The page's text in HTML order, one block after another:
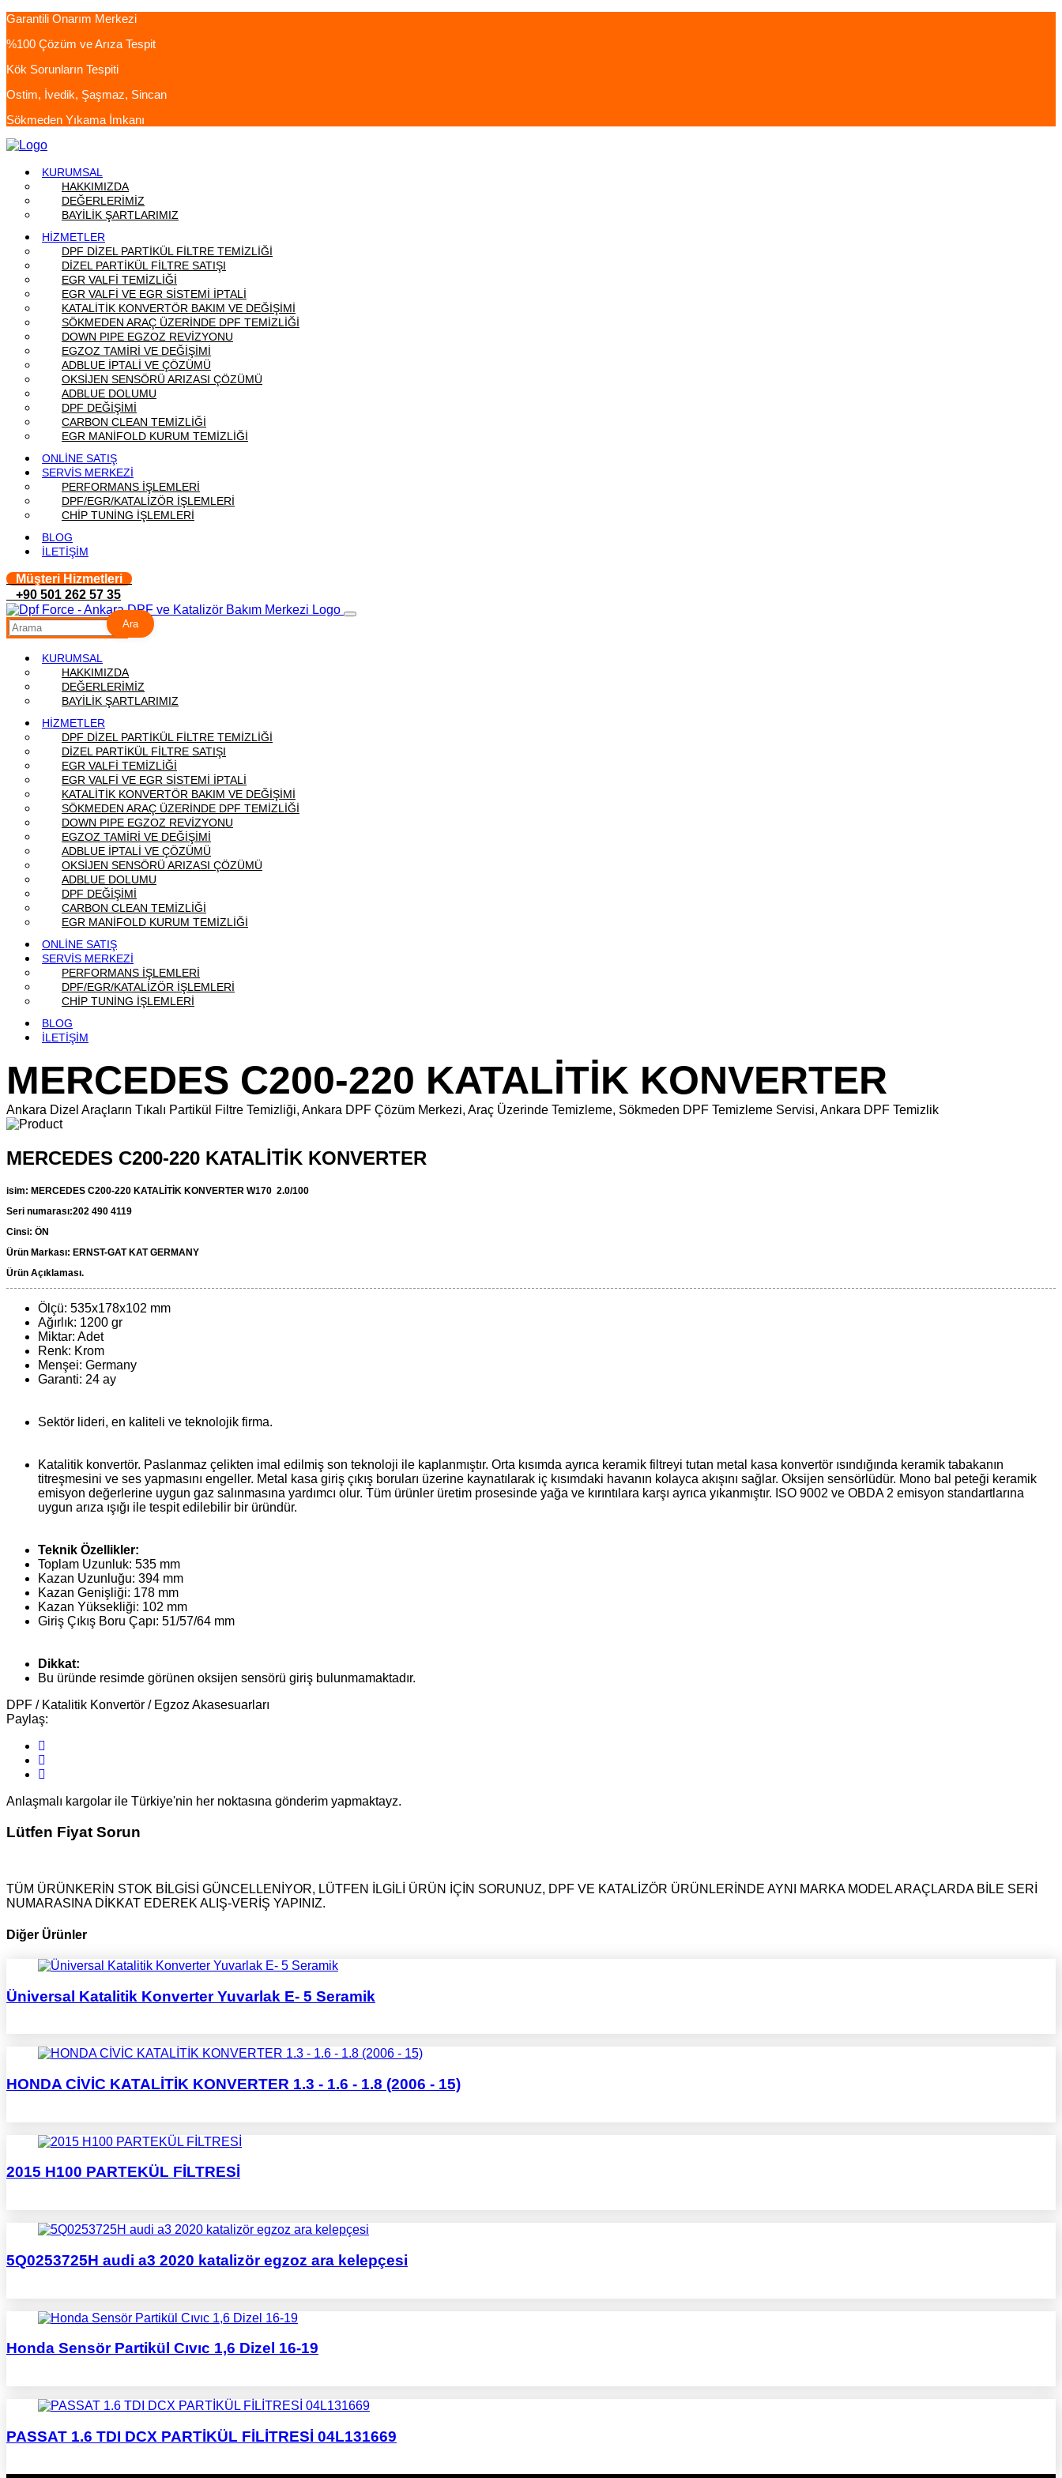
Garantili Onarım Merkezi
%100 Çözüm ve Arıza Tespit
Kök Sorunların Tespiti
Ostim, İvedik, Şaşmaz, Sincan
Sökmeden Yıkama İmkanı
KURUMSAL
HAKKIMIZDA
DEĞERLERİMİZ
BAYİLİK ŞARTLARIMIZ
HİZMETLER
DPF DİZEL PARTİKÜL FİLTRE TEMİZLİĞİ
DİZEL PARTİKÜL FİLTRE SATIŞI
EGR VALFİ TEMİZLİĞİ
EGR VALFİ VE EGR SİSTEMİ İPTALİ
KATALİTİK KONVERTÖR BAKIM VE DEĞİŞİMİ
SÖKMEDEN ARAÇ ÜZERİNDE DPF TEMİZLİĞİ
DOWN PIPE EGZOZ REVİZYONU
EGZOZ TAMİRİ VE DEĞİŞİMİ
ADBLUE İPTALİ VE ÇÖZÜMÜ
OKSİJEN SENSÖRÜ ARIZASI ÇÖZÜMÜ
ADBLUE DOLUMU
DPF DEĞİŞİMİ
CARBON CLEAN TEMİZLİĞİ
EGR MANİFOLD KURUM TEMİZLİĞİ
ONLİNE SATIŞ
SERVİS MERKEZİ
PERFORMANS İŞLEMLERİ
DPF/EGR/KATALİZÖR İŞLEMLERİ
CHİP TUNİNG İŞLEMLERİ
BLOG
İLETİŞİM
Müşteri Hizmetleri
+90 501 262 57 35
Ara
KURUMSAL
HAKKIMIZDA
DEĞERLERİMİZ
BAYİLİK ŞARTLARIMIZ
HİZMETLER
DPF DİZEL PARTİKÜL FİLTRE TEMİZLİĞİ
DİZEL PARTİKÜL FİLTRE SATIŞI
EGR VALFİ TEMİZLİĞİ
EGR VALFİ VE EGR SİSTEMİ İPTALİ
KATALİTİK KONVERTÖR BAKIM VE DEĞİŞİMİ
SÖKMEDEN ARAÇ ÜZERİNDE DPF TEMİZLİĞİ
DOWN PIPE EGZOZ REVİZYONU
EGZOZ TAMİRİ VE DEĞİŞİMİ
ADBLUE İPTALİ VE ÇÖZÜMÜ
OKSİJEN SENSÖRÜ ARIZASI ÇÖZÜMÜ
ADBLUE DOLUMU
DPF DEĞİŞİMİ
CARBON CLEAN TEMİZLİĞİ
EGR MANİFOLD KURUM TEMİZLİĞİ
ONLİNE SATIŞ
SERVİS MERKEZİ
PERFORMANS İŞLEMLERİ
DPF/EGR/KATALİZÖR İŞLEMLERİ
CHİP TUNİNG İŞLEMLERİ
BLOG
İLETİŞİM
MERCEDES C200-220 KATALİTİK KONVERTER
Ankara Dizel Araçların Tıkalı Partikül Filtre Temizliği, Ankara DPF Çözüm Merkezi, Araç Üzerinde Temizleme, Sökmeden DPF Temizleme Servisi, Ankara DPF Temizlik
MERCEDES C200-220 KATALİTİK KONVERTER
isim: MERCEDES C200-220 KATALİTİK KONVERTER W170 2.0/100
Seri numarası:202 490 4119
Cinsi: ÖN
Ürün Markası: ERNST-GAT KAT GERMANY
Ürün Açıklaması.
Ölçü: 535x178x102 mm
Ağırlık: 1200 gr
Miktar: Adet
Renk: Krom
Menşei: Germany
Garanti: 24 ay
Sektör lideri, en kaliteli ve teknolojik firma.
Katalitik konvertör. Paslanmaz çelikten imal edilmiş son teknoloji ile kaplanmıştır. Orta kısımda ayrıca keramik filtreyi tutan metal kasa konvertör ısındığında keramik tabakanın
titreşmesini ve ses yapmasını engeller. Metal kasa giriş çıkış boruları üzerine kaynatılarak iç kısımdaki havanın kolayca akışını sağlar. Oksijen sensörlüdür. Mono bal peteği keramik
emisyon değerlerine uygun gaz salınmasına yardımcı olur. Tüm ürünler üretim prosesinde yağa ve kırıntılara karşı ayrıca yıkanmıştır. ISO 9002 ve OBDA 2 emisyon standartlarına
uygun arıza ışığı ile tespit edilebilir bir üründür.
Teknik Özellikler:
Toplam Uzunluk: 535 mm
Kazan Uzunluğu: 394 mm
Kazan Genişliği: 178 mm
Kazan Yüksekliği: 102 mm
Giriş Çıkış Boru Çapı: 51/57/64 mm
Dikkat:
Bu üründe resimde görünen oksijen sensörü giriş bulunmamaktadır.
DPF / Katalitik Konvertör / Egzoz Akasesuarları
Paylaş:
Anlaşmalı kargolar ile Türkiye'nin her noktasına gönderim yapmaktayz.
Lütfen Fiyat Sorun
TÜM ÜRÜNKERİN STOK BİLGİSİ GÜNCELLENİYOR, LÜTFEN İLGİLİ ÜRÜN İÇİN SORUNUZ, DPF VE KATALİZÖR ÜRÜNLERİNDE AYNI MARKA MODEL ARAÇLARDA BİLE SERİ
NUMARASINA DİKKAT EDEREK ALIŞ-VERİŞ YAPINIZ.
Diğer Ürünler
Üniversal Katalitik Konverter Yuvarlak E- 5 Seramik
HONDA CİVİC KATALİTİK KONVERTER 1.3 - 1.6 - 1.8 (2006 - 15)
2015 H100 PARTEKÜL FİLTRESİ
5Q0253725H audi a3 2020 katalizör egzoz ara kelepçesi
Honda Sensör Partikül Cıvıc 1,6 Dizel 16-19
PASSAT 1.6 TDI DCX PARTİKÜL FİLİTRESİ 04L131669